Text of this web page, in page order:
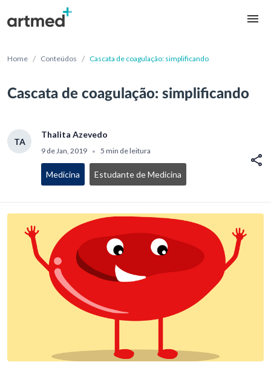
Home / Conteúdos / Cascata de coagulação: simplificando
Cascata de coagulação: simplificando
TA
Thalita Azevedo
9 de Jan, 2019 • 5 min de leitura
Medicina Estudante de Medicina